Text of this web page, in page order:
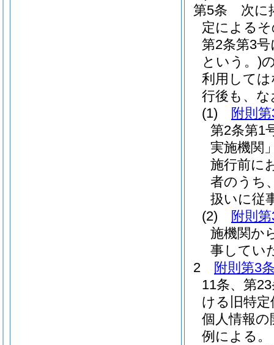
第5条
次に
定による
第2条第3
という。)
利用して
行後も、
(1)
附則
第2条第1
実施機関
施行前に
者のうち
扱いに従
(2)
附則
施機関か
事してい
2
附則第3
11条、第
ける旧特
個人情報
例による。